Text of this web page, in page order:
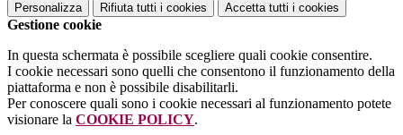
Personalizza Rifiuta tutti i cookies Accetta tutti i cookies
Gestione cookie
In questa schermata è possibile scegliere quali cookie consentire.
I cookie necessari sono quelli che consentono il funzionamento della
piattaforma e non è possibile disabilitarli.
Per conoscere quali sono i cookie necessari al funzionamento potete
visionare la COOKIE POLICY.